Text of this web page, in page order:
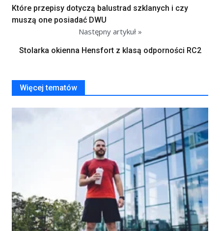
Które przepisy dotyczą balustrad szklanych i czy
muszą one posiadać DWU
Następny artykuł »
Stolarka okienna Hensfort z klasą odporności RC2
Więcej tematów